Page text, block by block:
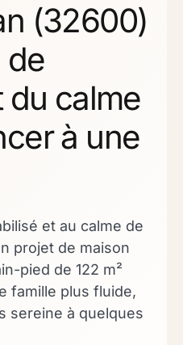
(32600)
de
du calme
à une
et au calme de
projet de maison
pied de 122 m²
famille plus fluide,
sereine à quelques